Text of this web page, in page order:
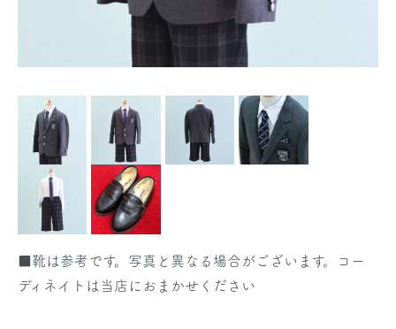
■靴は参考です。写真と異なる場合がございます。コー
ディネイトは当店におまかせください